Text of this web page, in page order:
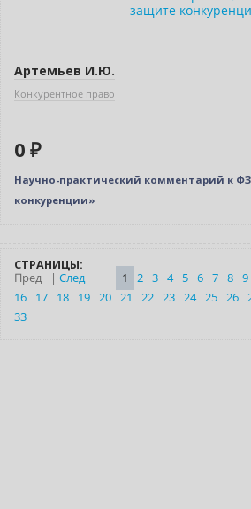
Артемьев И.Ю.
Конкурентное право
0 ₽
Научно-практический комментарий к
конкуренции»
СТРАНИЦЫ:
Пред
| След 1 2 3 4 5 6 7 8 9
16
17 18 19 20 21 22 23 24 25 26
33